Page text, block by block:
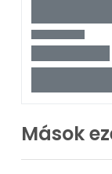
Mások